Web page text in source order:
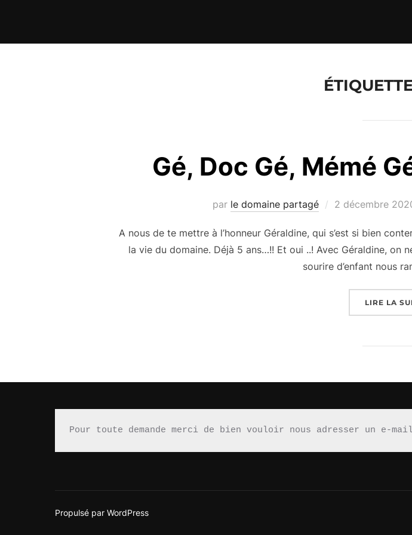
contenu
Gé, Doc Gé, Mémé
par le domaine partagé
Publié
2 décembre
A nous de te mettre à l’honneur Géraldine, qui s’est si bien
la vie du domaine. Déjà 5 ans…!! Et oui ..! Avec Géraldine, on
sourire d’enfant nous
LIRE LA
Pour toute demande merci de bien vouloir nous adresser un e-
Propulsé par WordPress